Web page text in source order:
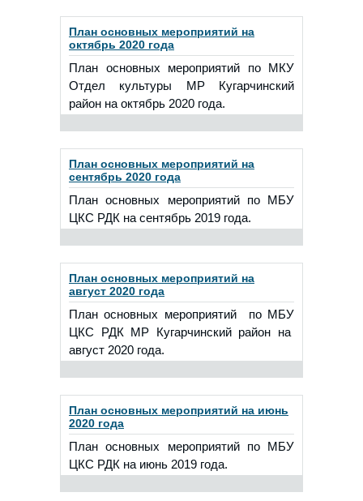
План основных мероприятий на
октябрь 2020 года
План основных мероприятий по МКУ
Отдел культуры МР Кугарчинский
район на октябрь 2020 года.
План основных мероприятий на
сентябрь 2020 года
План основных мероприятий по МБУ
ЦКС РДК на сентябрь 2019 года.
План основных мероприятий на
август 2020 года
План основных мероприятий по МБУ
ЦКС РДК МР Кугарчинский район на
август 2020 года.
План основных мероприятий на июнь
2020 года
План основных мероприятий по МБУ
ЦКС РДК на июнь 2019 года.